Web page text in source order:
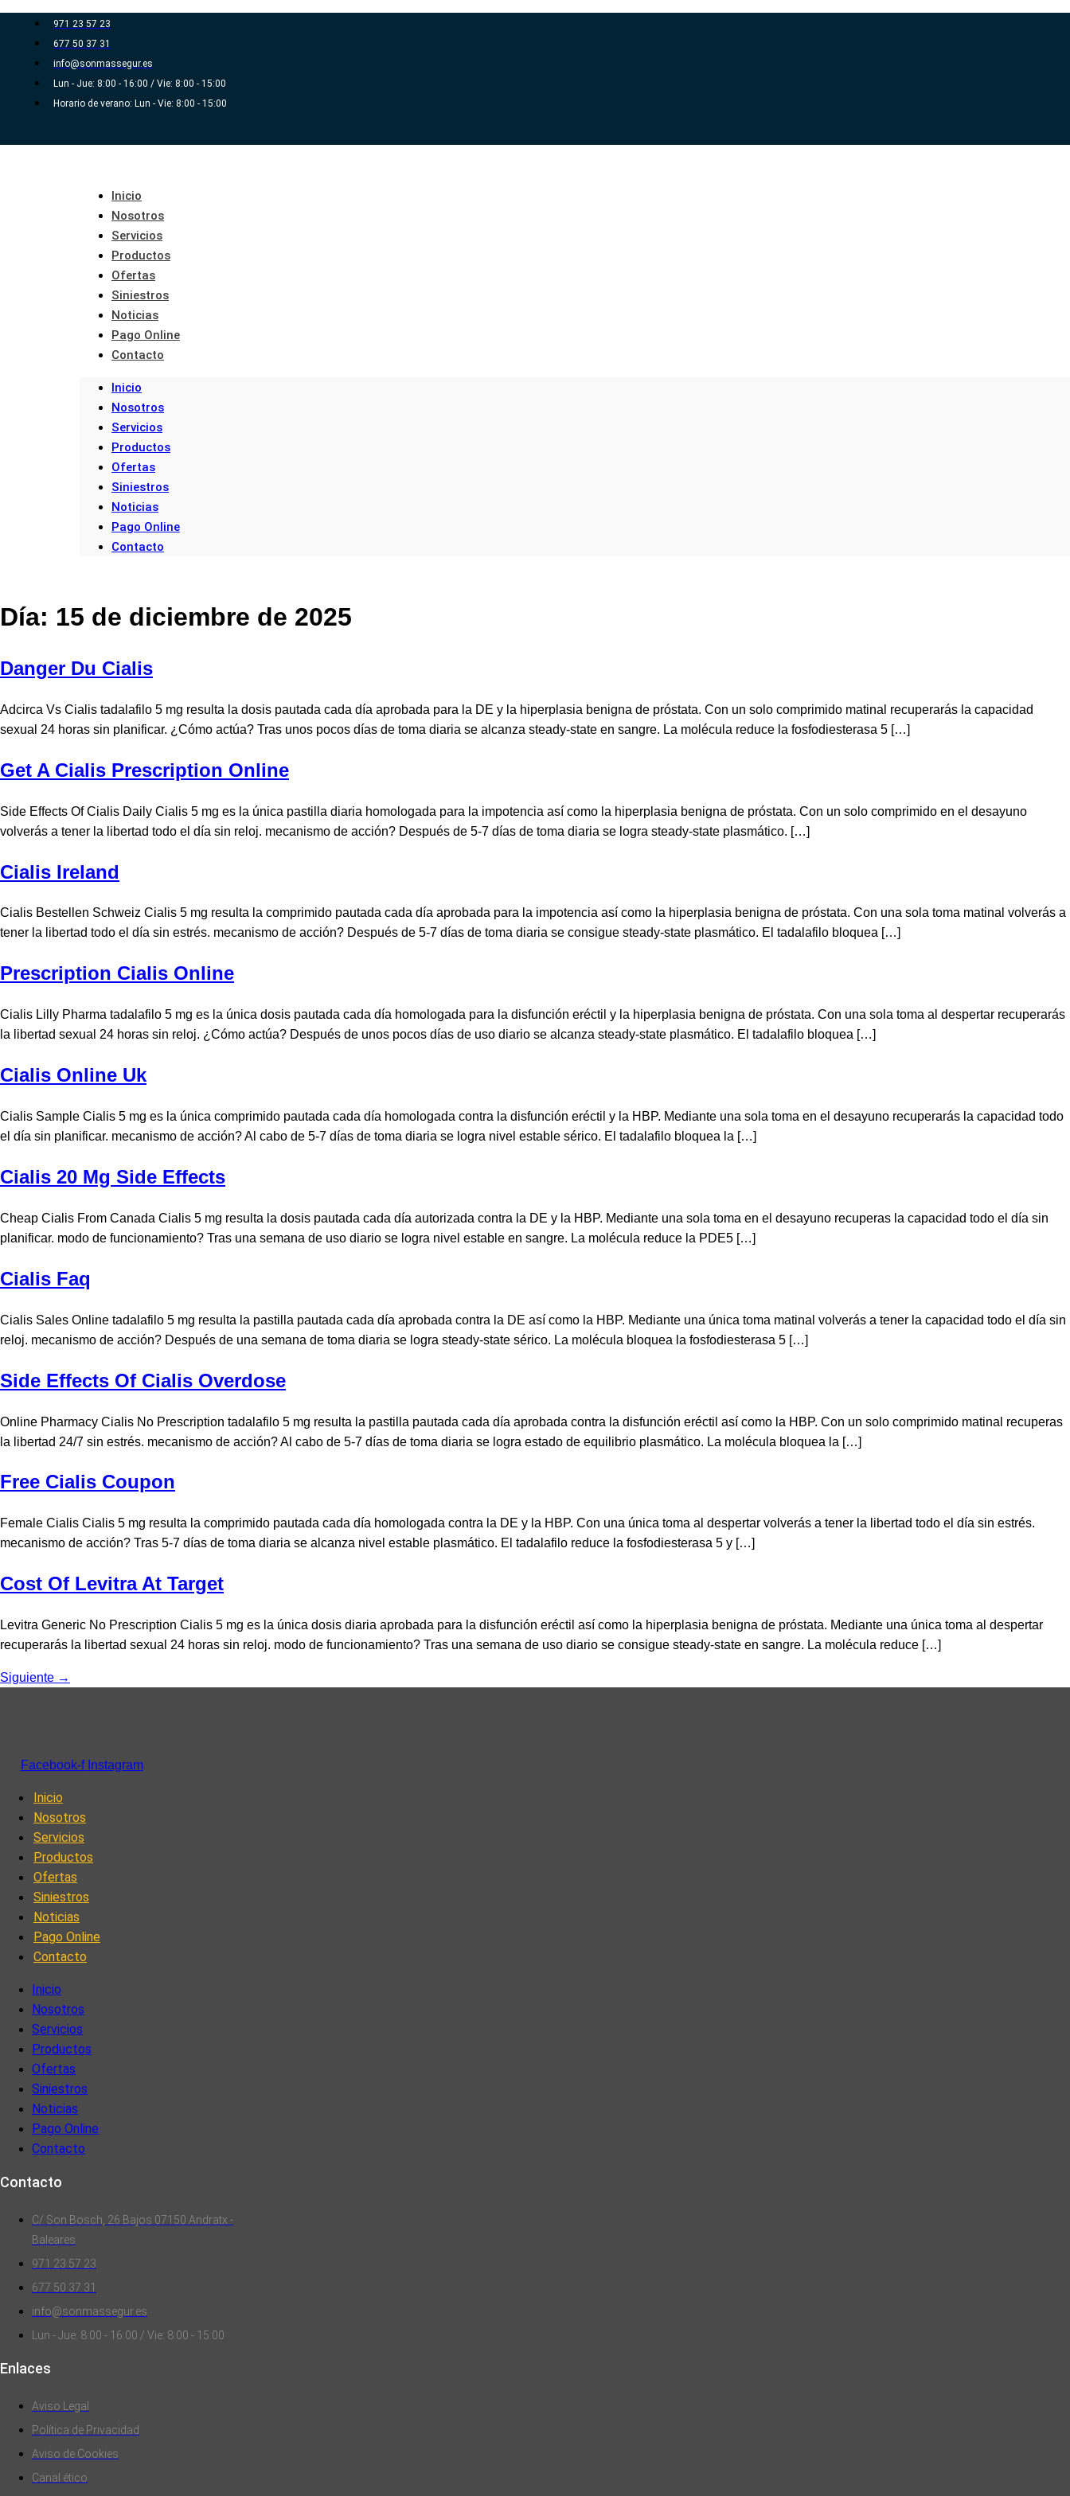
Ir
contenido
971 23 57 23
677 50 37 31
info@sonmassegur.es
Lun - Jue: 8:00 - 16:00 / Vie: 8:00 - 15:00
Horario de verano: Lun - Vie: 8:00 - 15:00
Inicio
Nosotros
Servicios
Productos
Ofertas
Siniestros
Noticias
Pago Online
Contacto
Inicio
Nosotros
Servicios
Productos
Ofertas
Siniestros
Noticias
Pago Online
Contacto
Día: 15 de diciembre de 2025
Danger Du Cialis
Adcirca Vs Cialis tadalafilo 5 mg resulta la dosis pautada cada día aprobada para la DE y la hiperplasia benigna de próstata. Con un solo comprimido matinal recuperarás la capacidad
sexual 24 horas sin planificar. ¿Cómo actúa? Tras unos pocos días de toma diaria se alcanza steady-state en sangre. La molécula reduce la fosfodiesterasa 5 […]
Get A Cialis Prescription Online
Side Effects Of Cialis Daily Cialis 5 mg es la única pastilla diaria homologada para la impotencia así como la hiperplasia benigna de próstata. Con un solo comprimido en el desayuno
volverás a tener la libertad todo el día sin reloj. mecanismo de acción? Después de 5-7 días de toma diaria se logra steady-state plasmático. […]
Cialis Ireland
Cialis Bestellen Schweiz Cialis 5 mg resulta la comprimido pautada cada día aprobada para la impotencia así como la hiperplasia benigna de próstata. Con una sola toma matinal volverás a
tener la libertad todo el día sin estrés. mecanismo de acción? Después de 5-7 días de toma diaria se consigue steady-state plasmático. El tadalafilo bloquea […]
Prescription Cialis Online
Cialis Lilly Pharma tadalafilo 5 mg es la única dosis pautada cada día homologada para la disfunción eréctil y la hiperplasia benigna de próstata. Con una sola toma al despertar recuperarás
la libertad sexual 24 horas sin reloj. ¿Cómo actúa? Después de unos pocos días de uso diario se alcanza steady-state plasmático. El tadalafilo bloquea […]
Cialis Online Uk
Cialis Sample Cialis 5 mg es la única comprimido pautada cada día homologada contra la disfunción eréctil y la HBP. Mediante una sola toma en el desayuno recuperarás la capacidad todo
el día sin planificar. mecanismo de acción? Al cabo de 5-7 días de toma diaria se logra nivel estable sérico. El tadalafilo bloquea la […]
Cialis 20 Mg Side Effects
Cheap Cialis From Canada Cialis 5 mg resulta la dosis pautada cada día autorizada contra la DE y la HBP. Mediante una sola toma en el desayuno recuperas la capacidad todo el día sin
planificar. modo de funcionamiento? Tras una semana de uso diario se logra nivel estable en sangre. La molécula reduce la PDE5 […]
Cialis Faq
Cialis Sales Online tadalafilo 5 mg resulta la pastilla pautada cada día aprobada contra la DE así como la HBP. Mediante una única toma matinal volverás a tener la capacidad todo el día sin
reloj. mecanismo de acción? Después de una semana de toma diaria se logra steady-state sérico. La molécula bloquea la fosfodiesterasa 5 […]
Side Effects Of Cialis Overdose
Online Pharmacy Cialis No Prescription tadalafilo 5 mg resulta la pastilla pautada cada día aprobada contra la disfunción eréctil así como la HBP. Con un solo comprimido matinal recuperas
la libertad 24/7 sin estrés. mecanismo de acción? Al cabo de 5-7 días de toma diaria se logra estado de equilibrio plasmático. La molécula bloquea la […]
Free Cialis Coupon
Female Cialis Cialis 5 mg resulta la comprimido pautada cada día homologada contra la DE y la HBP. Con una única toma al despertar volverás a tener la libertad todo el día sin estrés.
mecanismo de acción? Tras 5-7 días de toma diaria se alcanza nivel estable plasmático. El tadalafilo reduce la fosfodiesterasa 5 y […]
Cost Of Levitra At Target
Levitra Generic No Prescription Cialis 5 mg es la única dosis diaria aprobada para la disfunción eréctil así como la hiperplasia benigna de próstata. Mediante una única toma al despertar
recuperarás la libertad sexual 24 horas sin reloj. modo de funcionamiento? Tras una semana de uso diario se consigue steady-state en sangre. La molécula reduce […]
Siguiente →
Facebook-f Instagram
Inicio
Nosotros
Servicios
Productos
Ofertas
Siniestros
Noticias
Pago Online
Contacto
Inicio
Nosotros
Servicios
Productos
Ofertas
Siniestros
Noticias
Pago Online
Contacto
Contacto
C/ Son Bosch, 26 Bajos 07150 Andratx -
Baleares
971 23 57 23
677 50 37 31
info@sonmassegur.es
Lun - Jue: 8:00 - 16:00 / Vie: 8:00 - 15:00
Enlaces
Aviso Legal
Política de Privacidad
Aviso de Cookies
Canal ético